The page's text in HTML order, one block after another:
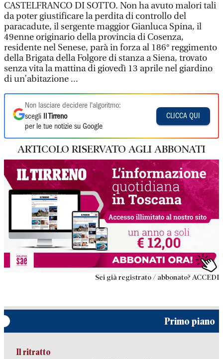
CASTELFRANCO DI SOTTO. Non ha avuto malori tali
da poter giustificare la perdita di controllo del
paracadute, il sergente maggior Gianluca Spina, il
49enne originario della provincia di Cosenza,
residente nel Senese, parà in forza al 186° reggimento
della Brigata della Folgore di stanza a Siena, trovato
senza vita la mattina di giovedì 13 aprile nel giardino
di un’abitazione ...
Non lasciare decidere l'algoritmo:
scegli
Il Tirreno
per le tue notizie su Google
CLICCA QUI
ARTICOLO RISERVATO AGLI ABBONATI
Sei già registrato / abbonato? ACCEDI
Primo piano
Il ritratto